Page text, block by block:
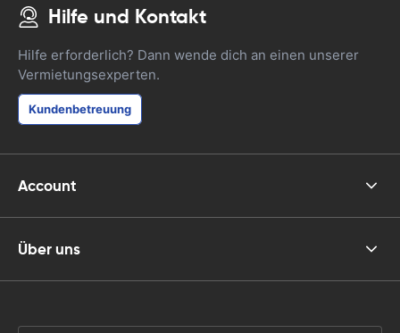
Hilfe und Kontakt
Hilfe erforderlich? Dann wende dich an einen unserer
Vermietungsexperten.
Kundenbetreuung
Account
Über uns